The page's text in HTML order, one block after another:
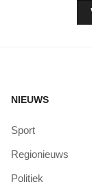
NIEUWS
Sport
Regionieuws
Politiek